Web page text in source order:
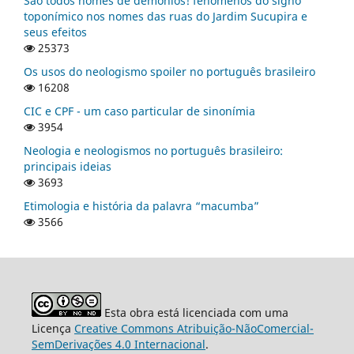
toponímico nos nomes das ruas do Jardim Sucupira e
seus efeitos
25373
Os usos do neologismo spoiler no português brasileiro
16208
CIC e CPF - um caso particular de sinonímia
3954
Neologia e neologismos no português brasileiro:
principais ideias
3693
Etimologia e história da palavra “macumba”
3566
Esta obra está licenciada com uma
Licença Creative Commons Atribuição-NãoComercial-
SemDerivações 4.0 Internacional.